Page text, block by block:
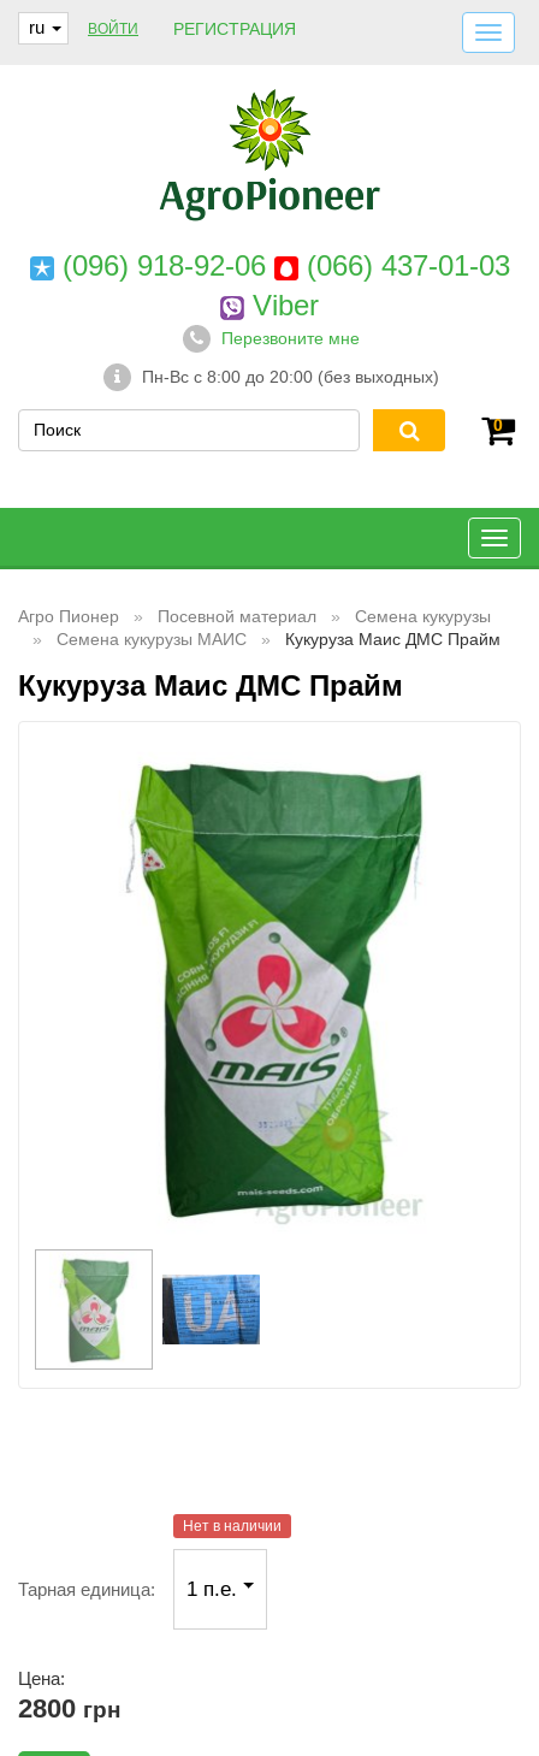
ru ВОЙТИ РЕГИСТРАЦИЯ
ДОСТАВКА И ОПЛАТА
О НАС
ГАРАНТИИ
КОНТАКТЫ
(096) 918-92-06
(066) 437-01-03
Viber
Перезвоните мне
Пн-Вс с 8:00 до 20:00 (без выходных)
0
Агро Пионер Посевной материал
Семена кукурузы
Семена кукурузы МАИС
Кукуруза Маис ДМС Прайм
Кукуруза Маис ДМС Прайм
Нет в наличии
Тарная единица: 1 п.е.
Цена:
2800 грн